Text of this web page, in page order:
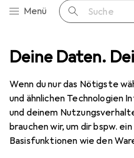
Deine Daten.
Wenn du nur das Nötigste
und ähnlichen Technologien
und deinem
brauchen wir, um dir bspw.
Basisfunktionen wie den
Navigation nach Kategorien
Menü Suche
Filter Dyfuzijny HD Black Mist 1/
EUR
85,90
K&F
Dyfuzijny
82 mm
6 Grössen